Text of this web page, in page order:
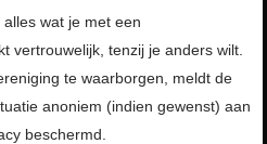
wat je met een
vertrouwelijk, tenzij je anders wilt.
te waarborgen, meldt de
anoniem (indien gewenst) aan
beschermd.